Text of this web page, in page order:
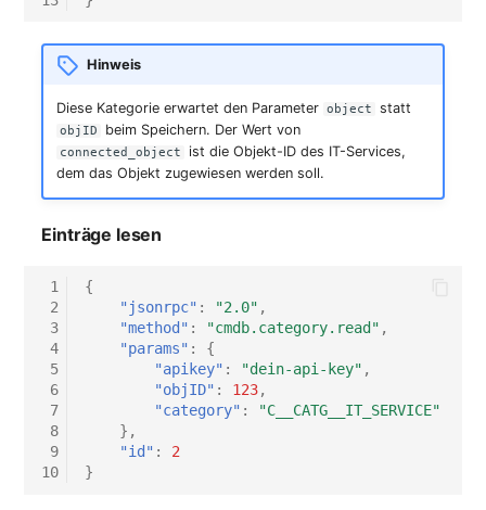
Hinweis
Diese Kategorie erwartet den Parameter object statt
objID beim Speichern. Der Wert von
connected_object
ist die Objekt-ID des IT-Services,
dem das Objekt zugewiesen werden soll.
Einträge lesen
1
2
3
4
5
6
7
8
9
10
{
"jsonrpc" : "2.0" ,
"method" : "cmdb.category.read" ,
"params" :
{
"apikey" : "dein-api-key" ,
"objID" : 123,
"category" :
"C__CATG__IT_SERVICE"
},
"id" :
2
}